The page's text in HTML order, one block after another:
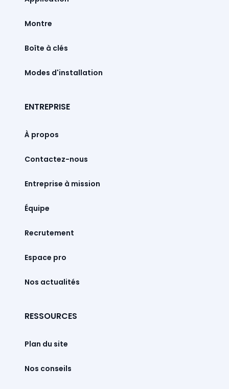
Montre
Boîte à clés
Modes d'installation
ENTREPRISE
À propos
Contactez-nous
Entreprise à mission
Équipe
Recrutement
Espace pro
Nos actualités
RESSOURCES
Plan du site
Nos conseils